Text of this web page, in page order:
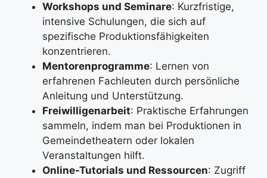
Workshops und Seminare: Kurzfristige,
intensive Schulungen, die sich auf
spezifische Produktionsfähigkeiten
konzentrieren.
Mentorenprogramme: Lernen von
erfahrenen Fachleuten durch persönliche
Anleitung und Unterstützung.
Freiwilligenarbeit: Praktische Erfahrungen
sammeln, indem man bei Produktionen in
Gemeindetheatern oder lokalen
Veranstaltungen hilft.
Online-Tutorials und Ressourcen: Zugriff